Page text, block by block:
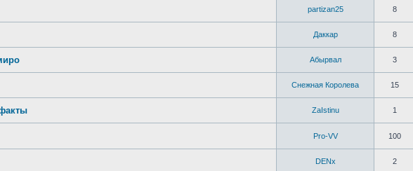
partizan25 8
Даккар 8
Абырвал 3
Снежная Королева 15
ZaIstinu 1
Pro-VV 100
DENx 2